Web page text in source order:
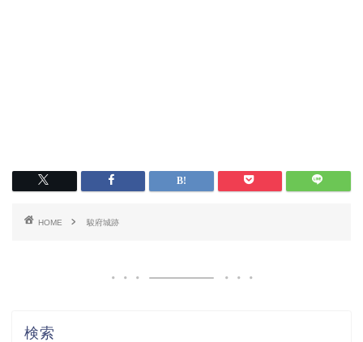
HOME 駿府城跡
検索